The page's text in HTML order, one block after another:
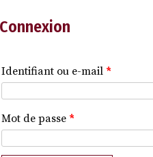
Connexion
Identifiant ou e-mail *
Mot de passe *